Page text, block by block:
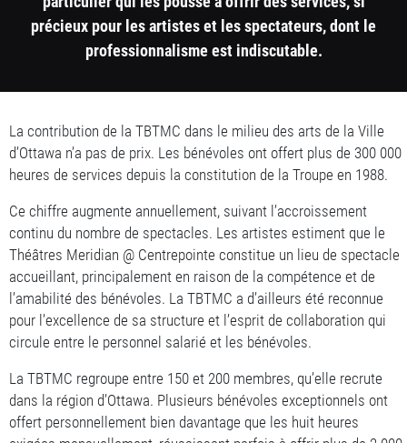
précieux pour les artistes et les spectateurs, dont le
professionnalisme est indiscutable.
1
column
section
La contribution de la TBTMC dans le milieu des arts de la Ville
d’Ottawa n’a pas de prix. Les bénévoles ont offert plus de 300 000
heures de services depuis la constitution de la Troupe en 1988.
Ce chiffre augmente annuellement, suivant l’accroissement
continu du nombre de spectacles. Les artistes estiment que le
Théâtres Meridian @ Centrepointe constitue un lieu de spectacle
accueillant, principalement en raison de la compétence et de
l’amabilité des bénévoles. La TBTMC a d’ailleurs été reconnue
pour l’excellence de sa structure et l’esprit de collaboration qui
circule entre le personnel salarié et les bénévoles.
La TBTMC regroupe entre 150 et 200 membres, qu’elle recrute
dans la région d’Ottawa. Plusieurs bénévoles exceptionnels ont
offert personnellement bien davantage que les huit heures